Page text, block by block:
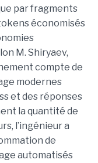
par fragments
économisés
M. Shiryaev,
compte de
modernes
et des réponses
la quantité de
l’ingénieur a
de
automatisés